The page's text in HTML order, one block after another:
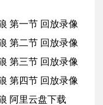
第一节 回放录像
第二节 回放录像
第三节 回放录像
第四节 回放录像
阿里云盘下载